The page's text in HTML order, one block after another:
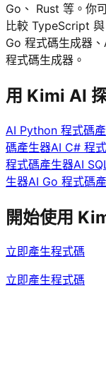
Go、 Rust 等。你
比較 TypeScript
Go 程式碼生成器
程式碼生成器。
用 Kimi AI
AI Python 程式碼
碼產生器AI C# 程
程式碼產生器AI
生器AI Go 程式碼
開始使用
立即產生程式碼
立即產生程式碼